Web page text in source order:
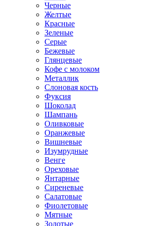
Черные
Желтые
Красные
Зеленые
Серые
Бежевые
Глянцевые
Кофе с молоком
Металлик
Слоновая кость
Фуксия
Шоколад
Шампань
Оливковые
Оранжевые
Вишневые
Изумрудные
Венге
Ореховые
Янтарные
Сиреневые
Салатовые
Фиолетовые
Мятные
Золотые